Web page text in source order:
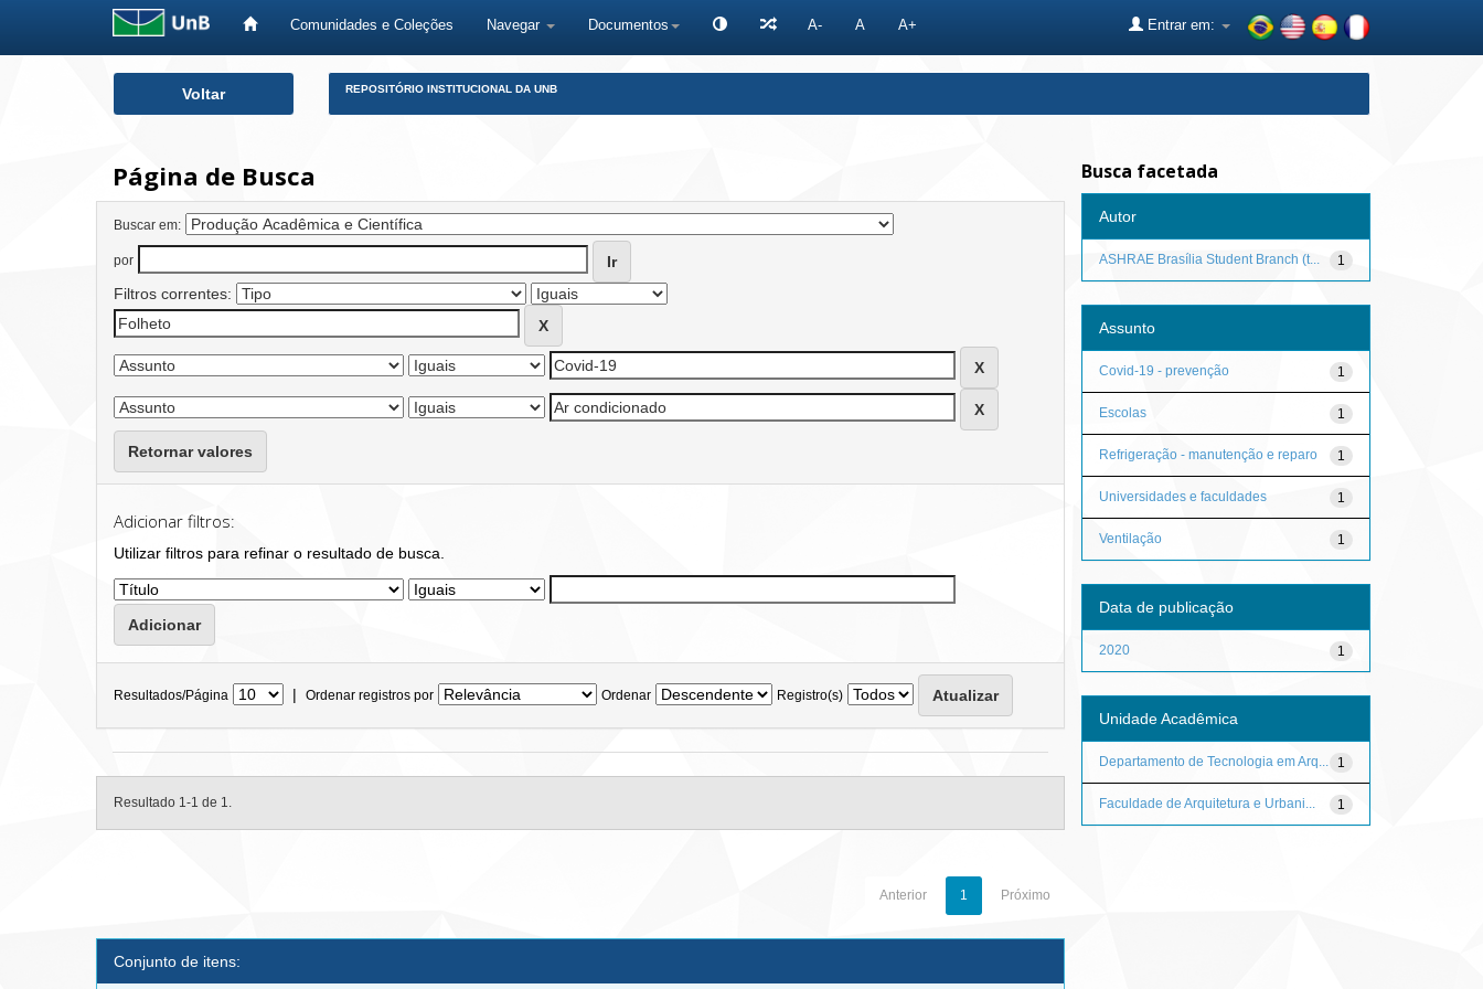
Comunidades e Coleções Navegar Documentos A- A A+ Entrar em:
Voltar REPOSITÓRIO INSTITUCIONAL DA UNB
Página de Busca
Buscar em:
por
Filtros correntes:
Retornar valores
Adicionar filtros:
Utilizar filtros para refinar o resultado de busca.
Resultados/Página | Ordenar registros por Ordenar Registro(s)
Resultado 1-1 de 1.
Anterior 1 Próximo
Conjunto de itens:
Busca facetada
Autor
1
ASHRAE Brasília Student Branch (t...
Assunto
1
Covid-19 - prevenção
1
Escolas
1
Refrigeração - manutenção e reparo
1
Universidades e faculdades
1
Ventilação
Data de publicação
1
2020
Unidade Acadêmica
1
Departamento de Tecnologia em Arq...
1
Faculdade de Arquitetura e Urbani...